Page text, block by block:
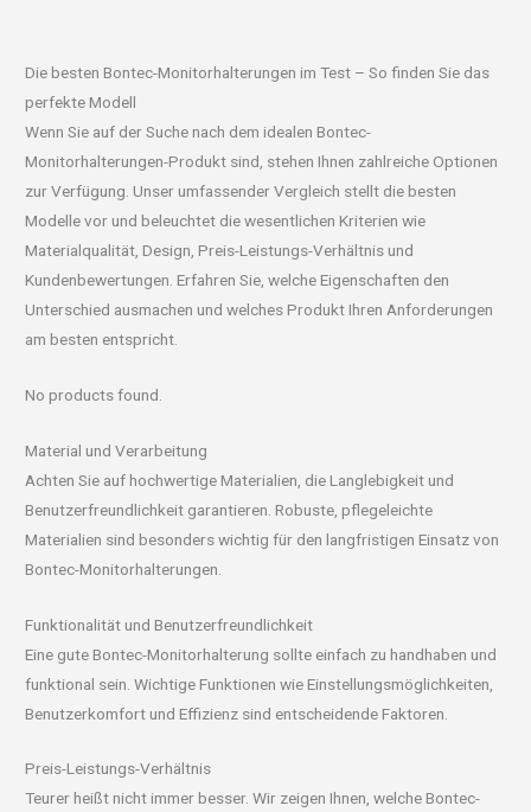
Die besten Bontec-Monitorhalterungen im Test – So finden Sie das
perfekte Modell
Wenn Sie auf der Suche nach dem idealen Bontec-
Monitorhalterungen-Produkt sind, stehen Ihnen zahlreiche Optionen
zur Verfügung. Unser umfassender Vergleich stellt die besten
Modelle vor und beleuchtet die wesentlichen Kriterien wie
Materialqualität, Design, Preis-Leistungs-Verhältnis und
Kundenbewertungen. Erfahren Sie, welche Eigenschaften den
Unterschied ausmachen und welches Produkt Ihren Anforderungen
am besten entspricht.
No products found.
Material und Verarbeitung
Achten Sie auf hochwertige Materialien, die Langlebigkeit und
Benutzerfreundlichkeit garantieren. Robuste, pflegeleichte
Materialien sind besonders wichtig für den langfristigen Einsatz von
Bontec-Monitorhalterungen.
Funktionalität und Benutzerfreundlichkeit
Eine gute Bontec-Monitorhalterung sollte einfach zu handhaben und
funktional sein. Wichtige Funktionen wie Einstellungsmöglichkeiten,
Benutzerkomfort und Effizienz sind entscheidende Faktoren.
Preis-Leistungs-Verhältnis
Teurer heißt nicht immer besser. Wir zeigen Ihnen, welche Bontec-